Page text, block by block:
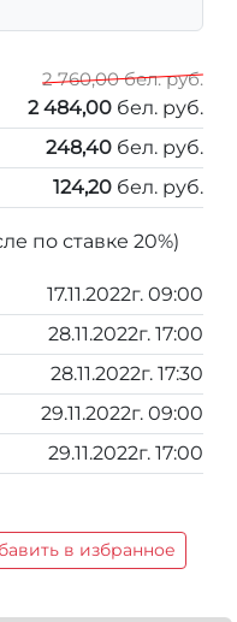
2 760,00 бел. руб.
2 484,00 бел. руб.
248,40 бел. руб.
124,20 бел. руб.
по ставке 20%)
17.11.2022г. 09:00
28.11.2022г. 17:00
28.11.2022г. 17:30
29.11.2022г. 09:00
29.11.2022г. 17:00
в избранное